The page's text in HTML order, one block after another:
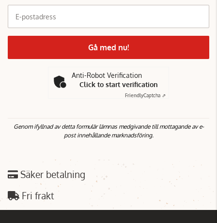
E-postadress
Gå med nu!
Anti-Robot Verification
Click to start verification
FriendlyCaptcha ⇗
Genom ifyllnad av detta formulär lämnas medgivande till mottagande av e-
post innehållande marknadsföring.
Säker betalning
Fri frakt